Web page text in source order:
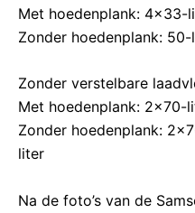
Met hoedenplank: 4×33-
Zonder hoedenplank:
Zonder verstelbare
Met hoedenplank:
Zonder hoedenplank:
liter
Na de foto’s van de